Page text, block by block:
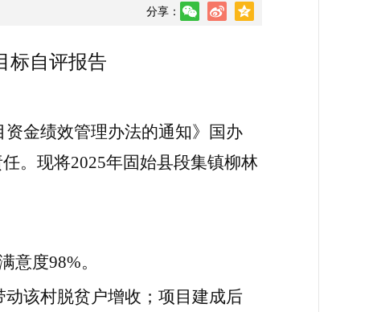
分享：
标自评报告
金绩效管理办法的通知》国办
。现将2025年固始县段集镇柳林
意度98%。
该村脱贫户增收；项目建成后